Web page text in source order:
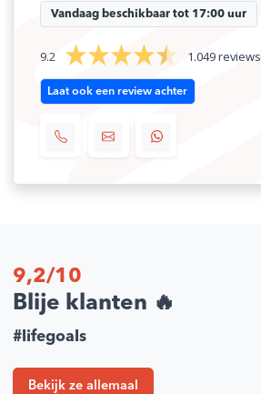
Vandaag beschikbaar tot 17:00 uur
9.2 1.049 reviews
Laat ook een review achter
9,2/10
Blije klanten 🔥
#lifegoals
Bekijk ze allemaal